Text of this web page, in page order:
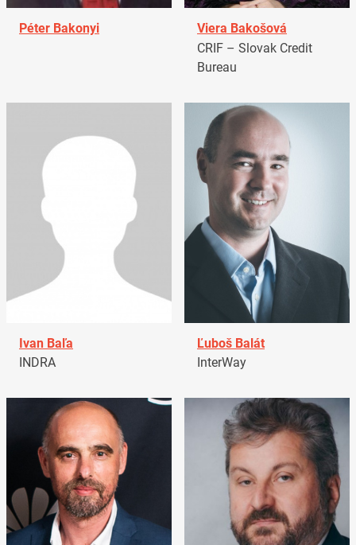
Péter Bakonyi
Viera Bakošová
CRIF – Slovak Credit
Bureau
Ivan Baľa
INDRA
Ľuboš Balát
InterWay